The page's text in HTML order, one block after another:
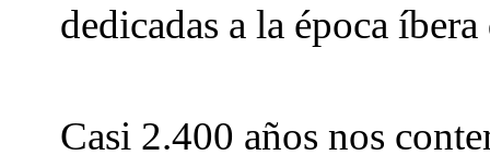
dedicadas a la época
Casi 2.400 años nos